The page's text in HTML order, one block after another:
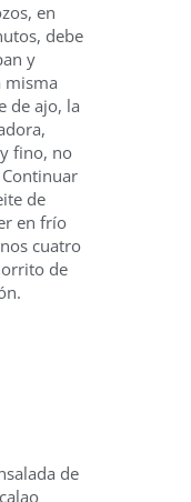
en
debe
y
misma
de ajo, la
fino, no
de
en frío
cuatro
de
de